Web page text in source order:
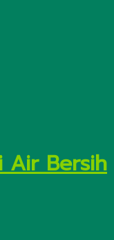
Air Bersih